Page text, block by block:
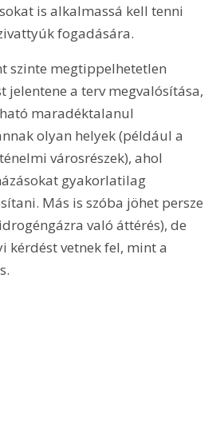
is alkalmassá kell tenni
fogadására.
szinte megtippelhetetlen
jelentene a terv megvalósítása,
maradéktalanul
olyan helyek (például a
városrészek), ahol
gyakorlatilag
Más is szóba jöhet persze
való áttérés), de
kérdést vetnek fel, mint a